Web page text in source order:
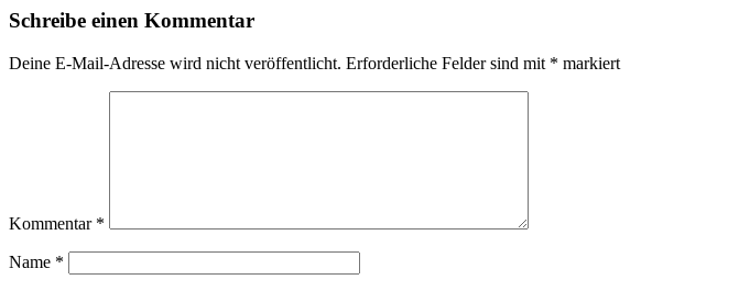
Schreibe einen Kommentar
Deine E-Mail-Adresse wird nicht veröffentlicht. Erforderliche Felder sind mit * markiert
Kommentar *
Name *